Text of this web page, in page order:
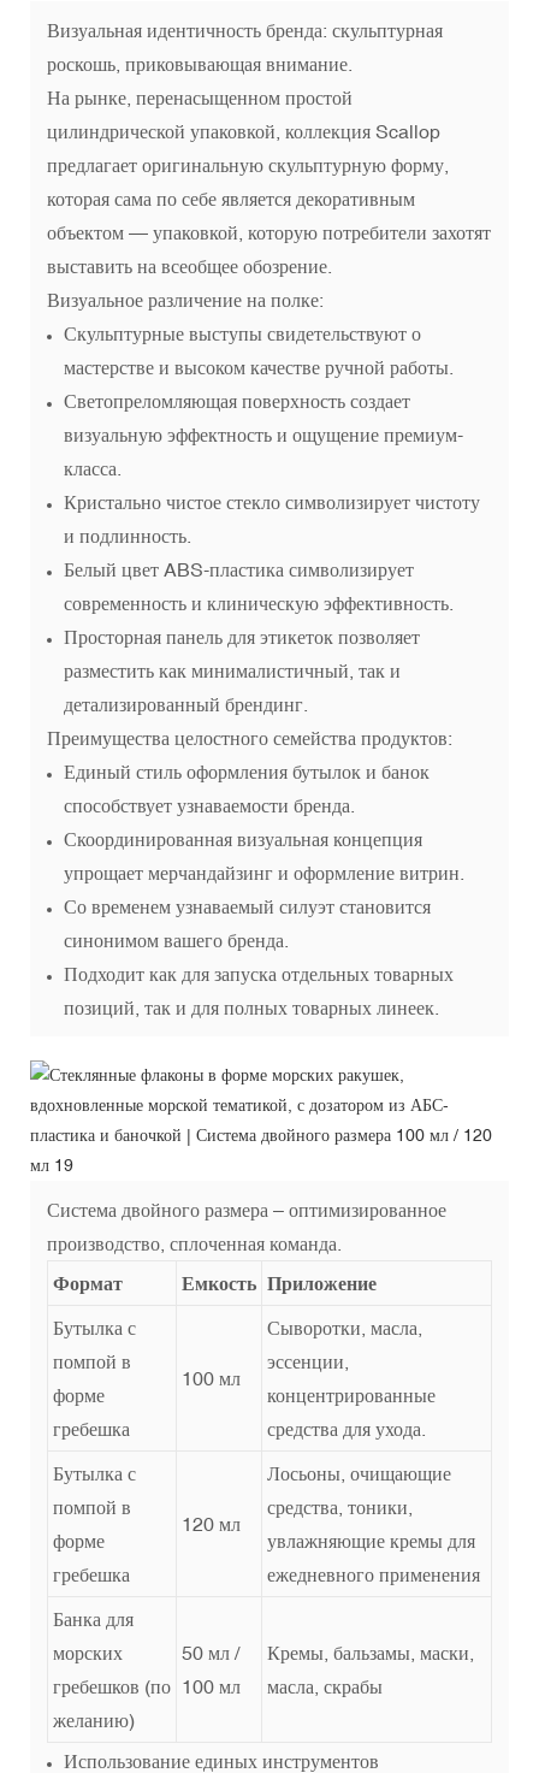
Визуальная идентичность бренда: скульптурная
роскошь, приковывающая внимание.
На рынке, перенасыщенном простой
цилиндрической упаковкой, коллекция Scallop
предлагает оригинальную скульптурную форму,
которая сама по себе является декоративным
объектом — упаковкой, которую потребители захотят
выставить на всеобщее обозрение.
Визуальное различение на полке:
Скульптурные выступы свидетельствуют о
мастерстве и высоком качестве ручной работы.
Светопреломляющая поверхность создает
визуальную эффектность и ощущение премиум-
класса.
Кристально чистое стекло символизирует чистоту
и подлинность.
Белый цвет ABS-пластика символизирует
современность и клиническую эффективность.
Просторная панель для этикеток позволяет
разместить как минималистичный, так и
детализированный брендинг.
Преимущества целостного семейства продуктов:
Единый стиль оформления бутылок и банок
способствует узнаваемости бренда.
Скоординированная визуальная концепция
упрощает мерчандайзинг и оформление витрин.
Со временем узнаваемый силуэт становится
синонимом вашего бренда.
Подходит как для запуска отдельных товарных
позиций, так и для полных товарных линеек.
Система двойного размера – оптимизированное
производство, сплоченная команда.
Формат
Емкость Приложение
Бутылка с
помпой в
форме
гребешка
100 мл
Сыворотки, масла,
эссенции,
концентрированные
средства для ухода.
Бутылка с
помпой в
форме
гребешка
120 мл
Лосьоны, очищающие
средства, тоники,
увлажняющие кремы для
ежедневного применения
Банка для
морских
гребешков (по
желанию)
50 мл /
100 мл
Кремы, бальзамы, маски,
масла, скрабы
Использование единых инструментов